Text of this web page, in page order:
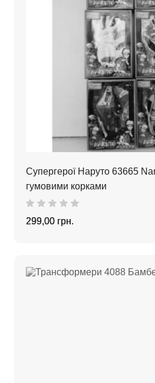
Супергерої Наруто 63665
гумовими корками
299,00 грн.